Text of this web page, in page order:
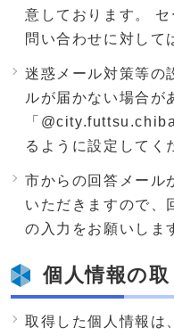
意しております。
問い合わせに対して
迷惑メール対策等の
ルが届かない場合が
「
るように設定してく
市からの回答メール
いただきますので、
の入力をお願いしま
個人情報の
取得した個人情報は